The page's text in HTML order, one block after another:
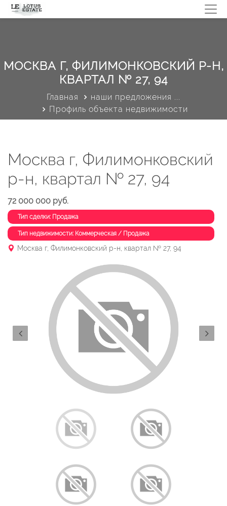
МОСКВА Г, ФИЛИМОНКОВСКИЙ Р-Н,
КВАРТАЛ № 27, 94
Главная
наши предложения ...
Профиль объекта недвижимости
Москва г, Филимонковский
р-н, квартал № 27, 94
72 000 000 руб.
Тип сделки: Продажа
Тип недвижимости: Коммерческая / Продажа
Москва г, Филимонковский р-н, квартал № 27, 94